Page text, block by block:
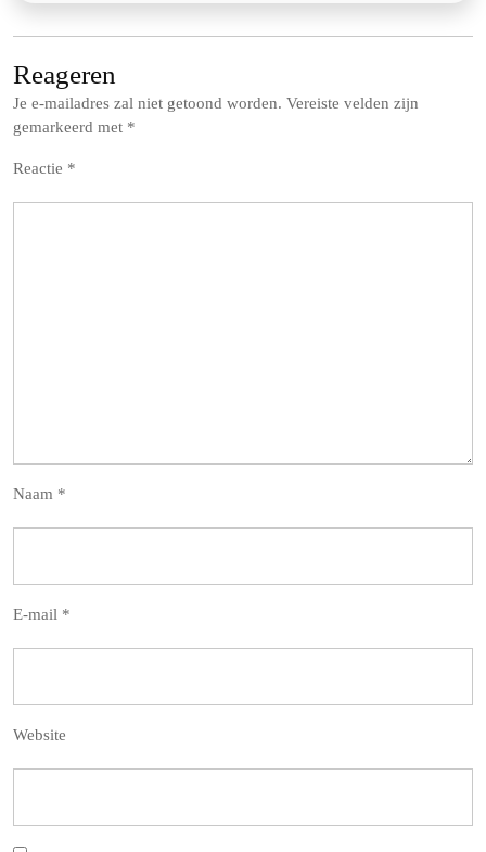
Reageren
Je e-mailadres zal niet getoond worden. Vereiste velden zijn
gemarkeerd met *
Reactie *
Naam *
E-mail *
Website